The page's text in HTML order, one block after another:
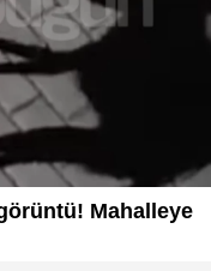
Mahalleye